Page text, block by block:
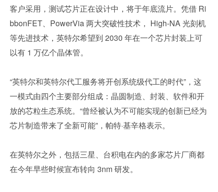
客户采用，测试芯片正在设计中，将于年底流片。凭借 Ri
bbonFET、PowerVia 两大突破性技术， High-NA 光刻机
等先进技术，英特尔希望到 2030 年在一个芯片封装上可
以有 1 万亿个晶体管。
“英特尔和英特尔代工服务将开创系统级代工的时代”，这
一模式由四个主要部分组成：晶圆制造、封装、软件和开
放的芯粒生态系统。“曾经被认为不可能实现的创新已经为
芯片制造带来了全新可能”，帕特·基辛格表示。
在英特尔之外，包括三星、台积电在内的多家芯片厂商都
在今年早些时候宣布转向 3nm 研发。